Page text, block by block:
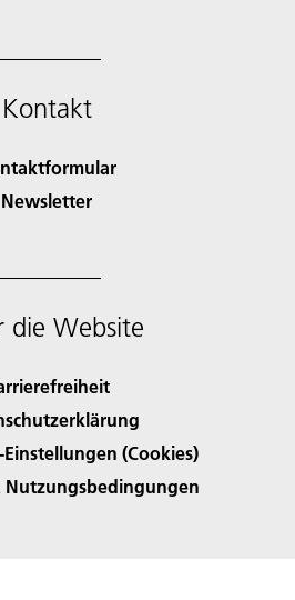
Kontakt
Newsletter
die Website
(Cookies)
Nutzungsbedingungen